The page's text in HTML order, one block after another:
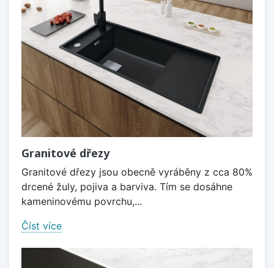
Granitové dřezy
Granitové dřezy jsou obecně vyráběny z cca 80%
drcené žuly, pojiva a barviva. Tím se dosáhne
kameninovému povrchu,...
Číst více